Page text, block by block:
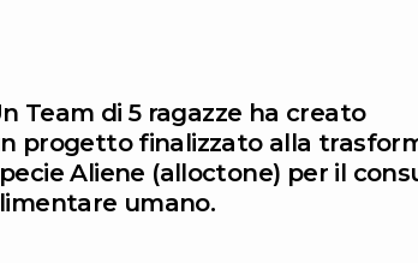
Team di 5 ragazze ha creato
progetto finalizzato alla
Aliene (alloctone) per il
umano.